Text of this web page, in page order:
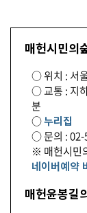
매헌시민의
○ 위치 : 서
○ 교통 : 지
분
○누리집
○ 문의 : 02-
※ 매헌시민
네이버예약
매헌윤봉길